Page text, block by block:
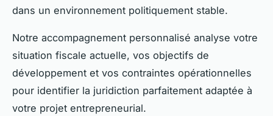
dans un environnement politiquement stable.
Notre accompagnement personnalisé analyse votre
situation fiscale actuelle, vos objectifs de
développement et vos contraintes opérationnelles
pour identifier la juridiction parfaitement adaptée à
votre projet entrepreneurial.